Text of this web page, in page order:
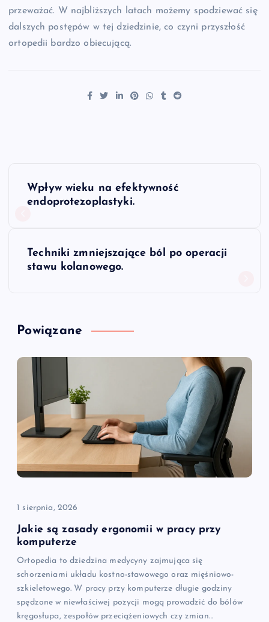
przeważać. W najbliższych latach możemy spodziewać się
dalszych postępów w tej dziedzinie, co czyni przyszłość
ortopedii bardzo obiecującą.
N
a
c
w
p
s
u
Wpływ wieku na efektywność
endoprotezoplastyki.
Techniki zmniejszające ból po operacji
stawu kolanowego.
Powiązane
1 sierpnia, 2026
Jakie są zasady ergonomii w pracy przy
komputerze
Ortopedia to dziedzina medycyny zajmująca się
schorzeniami układu kostno-stawowego oraz mięśniowo-
szkieletowego. W pracy przy komputerze długie godziny
spędzone w niewłaściwej pozycji mogą prowadzić do bólów
kręgosłupa, zespołów przeciążeniowych czy zmian…